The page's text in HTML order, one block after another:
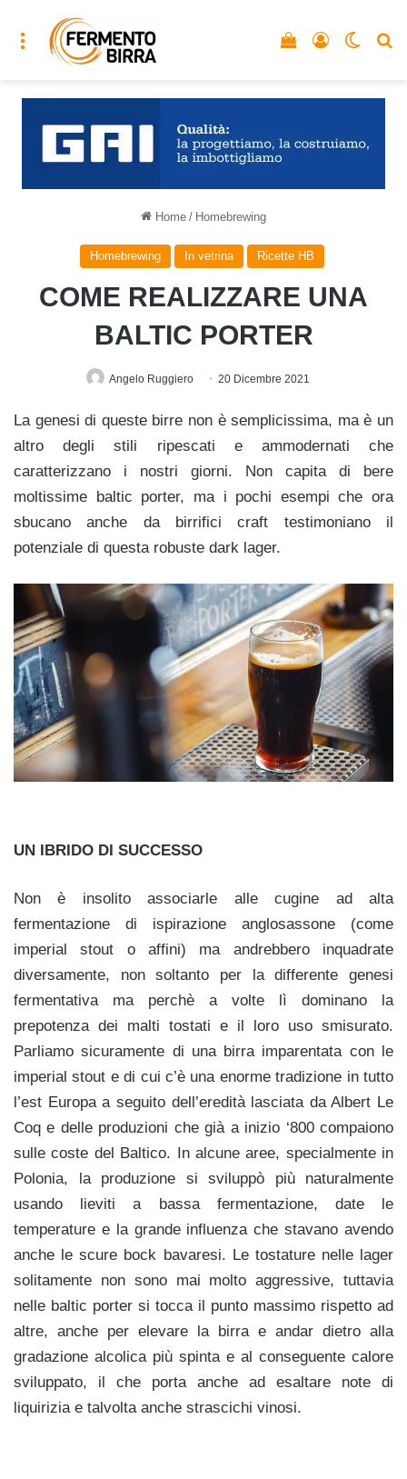
Menu Accedi
Vedi il carrello
Home / Homebrewing
Homebrewing In vetrina Ricette HB
COME REALIZZARE UNA
BALTIC PORTER
Angelo Ruggiero 20 Dicembre 2021
La genesi di queste birre non è semplicissima, ma è un
altro degli stili ripescati e ammodernati che
caratterizzano i nostri giorni. Non capita di bere
moltissime baltic porter, ma i pochi esempi che ora
sbucano anche da birrifici craft testimoniano il
potenziale di questa robuste dark lager.
UN IBRIDO DI SUCCESSO
Non è insolito associarle alle cugine ad alta
fermentazione di ispirazione anglosassone (come
imperial stout o affini) ma andrebbero inquadrate
diversamente, non soltanto per la differente genesi
fermentativa ma perchè a volte lì dominano la
prepotenza dei malti tostati e il loro uso smisurato.
Parliamo sicuramente di una birra imparentata con le
imperial stout e di cui c’è una enorme tradizione in tutto
l’est Europa a seguito dell’eredità lasciata da Albert Le
Coq e delle produzioni che già a inizio ‘800 compaiono
sulle coste del Baltico. In alcune aree, specialmente in
Polonia, la produzione si sviluppò più naturalmente
usando lieviti a bassa fermentazione, date le
temperature e la grande influenza che stavano avendo
anche le scure bock bavaresi. Le tostature nelle lager
solitamente non sono mai molto aggressive, tuttavia
nelle baltic porter si tocca il punto massimo rispetto ad
altre, anche per elevare la birra e andar dietro alla
gradazione alcolica più spinta e al conseguente calore
sviluppato, il che porta anche ad esaltare note di
liquirizia e talvolta anche strascichi vinosi.